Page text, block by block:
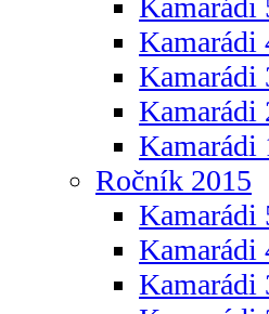
Kamarádi
Kamarádi
Kamarádi
Kamarádi
Kamarádi
Ročník 2015
Kamarádi
Kamarádi
Kamarádi